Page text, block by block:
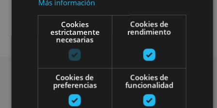
Senderismo y montaña Agua
Más información
Cookies
estrictamente
necesarias
Cookies de
rendimiento
Cookies de
preferencias
Cookies de
funcionalidad